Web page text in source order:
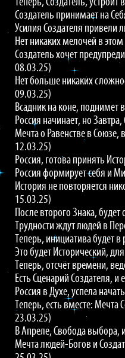
Теперь, Создатель,
Создатель принимает на
Усилия Создателя привели
Нет никаких мелочей в
Создатель хочет
08.03.25)
Нет больше никаких
09.03.25)
Всадник на коне, поднимет
Россия начинает, но
Мечта о Равенстве в Союзе,
12.03.25)
Россия, готова принять
Россия формирует себя и
История не повторяется
15.03.25)
После второго Знака,
Трудности ждут людей в
Теперь, инициатива будет
Это будет Исторический,
Теперь, отсчёт времени,
Есть Сценарий Создателя,
Россия в Духе, успела
Теперь, есть вместе: Мечта
23.03.25)
В Апреле, Свобода выбора,
Мечта людей-Богов и